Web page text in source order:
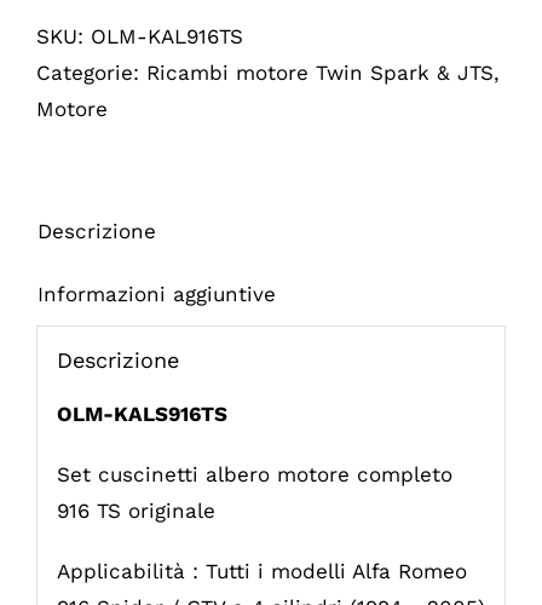
compleet
916
SKU: OLM-KAL916TS
Categorie: Ricambi motore Twin Spark & JTS,
Motore
Descrizione
Informazioni aggiuntive
Descrizione
OLM-KALS916TS
Set cuscinetti albero motore completo
916 TS originale
Applicabilità : Tutti i modelli Alfa Romeo